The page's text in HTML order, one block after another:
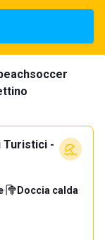
Turistici -
· Doccia calda·